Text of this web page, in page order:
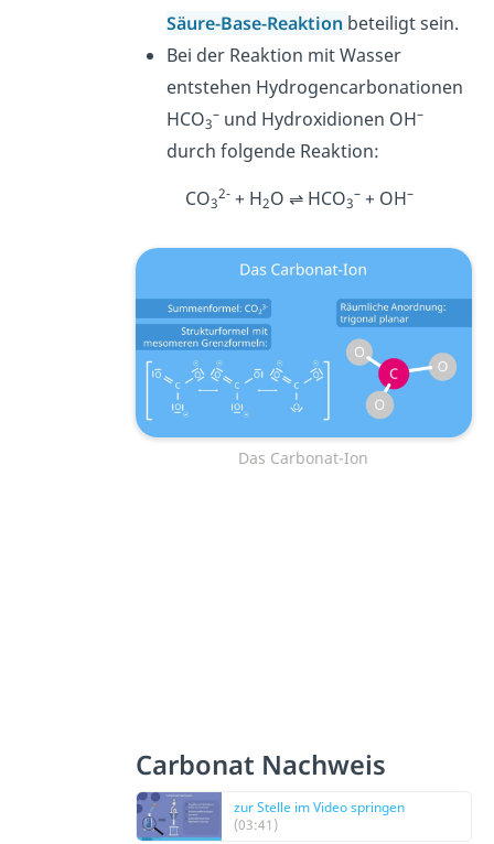
Säure-Base-Reaktion beteiligt sein.
Bei der Reaktion mit Wasser
entstehen Hydrogencarbonationen
HCO3
–und Hydroxidionen OH–
durch folgende Reaktion:
CO3
2-+ H2O ⇌ HCO3
–+ OH–
Das Carbonat-Ion
Carbonat Nachweis
zur Stelle im Video springen
(03:41)